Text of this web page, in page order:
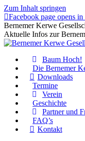
Zum Inhalt springen
Facebook page opens
Bernemer Kerwe
Aktuelle Infos zur
Baum Hoch!
Die Bernemer
Downloads
Termine
Verein
Geschichte
Partner und
FAQ’s
Kontakt